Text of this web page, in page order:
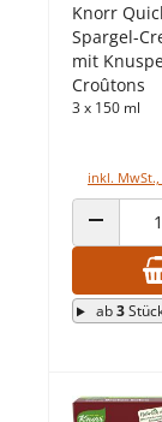
Knorr
Spargel-
mit
Croûtons
3 x 150 ml
inkl.
ANZAHL
ab3